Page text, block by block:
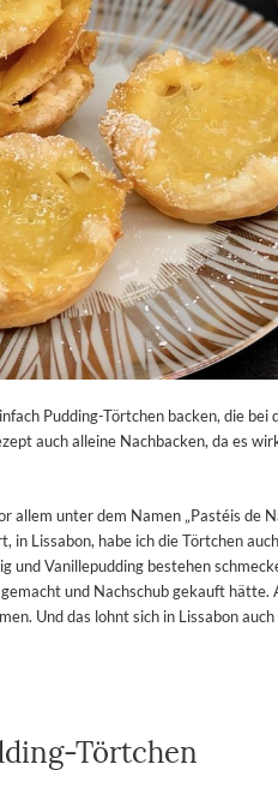
Pudding-Törtchen backen, die bei
auch alleine Nachbacken, da es
allem unter dem Namen „Pastéis de
in Lissabon, habe ich die Törtchen
und Vanillepudding bestehen
und Nachschub gekauft hätte.
Und das lohnt sich in Lissabon
Törtchen